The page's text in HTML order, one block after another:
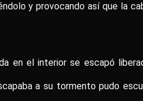
y provocando así que la
en el interior se escapó
a su tormento pudo